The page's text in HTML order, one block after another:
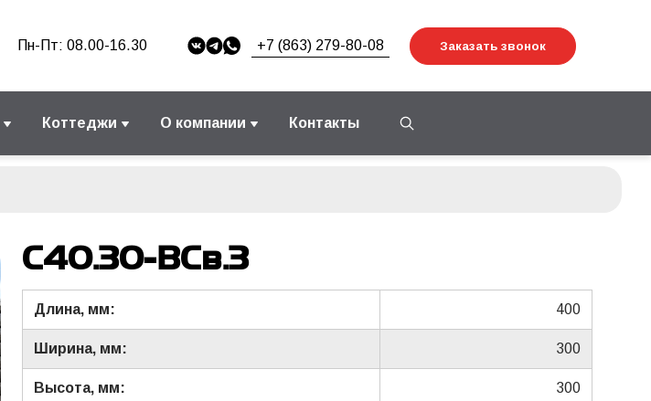
Пн-Пт: 08.00-16.30 +7 (863) 279-80-08 Заказать звонок
Коттеджи О компании Контакты
С40.30-ВСв.3
Длина, мм: 400
Ширина, мм: 300
Высота, мм: 300